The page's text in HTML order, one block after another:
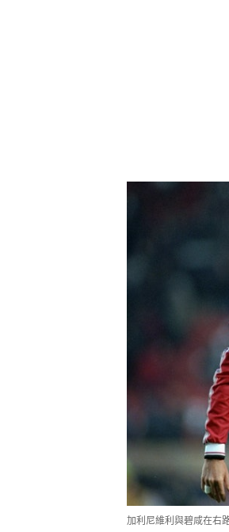
加利尼維利與碧咸在右